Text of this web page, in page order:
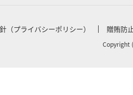
（プライバシーポリシー） 贈賄防
Copyright